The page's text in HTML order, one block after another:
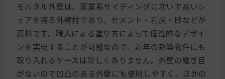
モルタル外壁は、窯業系サイディングに次いで高いシ
ェアを誇る外壁材であり、セメント・石灰・砂などが
原料です。職人による塗り方によって個性的なデザイ
ンを実現することが可能なので、近年の新築物件にも
取り入れるケースは珍しくありません。外壁の継ぎ目
がないので凹凸のある外壁にも使用しやすく、ほかの